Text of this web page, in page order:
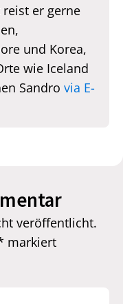
er gerne
und Korea,
wie Iceland
Sandro via E-
veröffentlicht.
markiert